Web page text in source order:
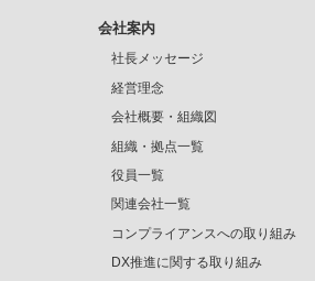
会社案内
社長メッセージ
経営理念
会社概要・組織図
組織・拠点一覧
役員一覧
関連会社一覧
コンプライアンスへの取り組み
DX推進に関する取り組み